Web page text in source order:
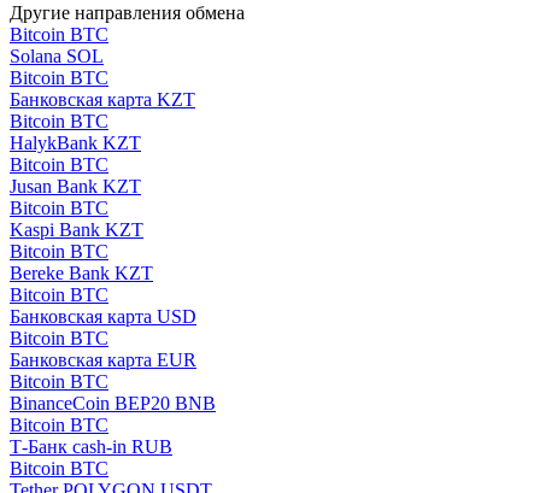
Другие направления обмена
Bitcoin BTC
Solana SOL
Bitcoin BTC
Банковская карта KZT
Bitcoin BTC
HalykBank KZT
Bitcoin BTC
Jusan Bank KZT
Bitcoin BTC
Kaspi Bank KZT
Bitcoin BTC
Bereke Bank KZT
Bitcoin BTC
Банковская карта USD
Bitcoin BTC
Банковская карта EUR
Bitcoin BTC
BinanceCoin BEP20 BNB
Bitcoin BTC
Т-Банк cash-in RUB
Bitcoin BTC